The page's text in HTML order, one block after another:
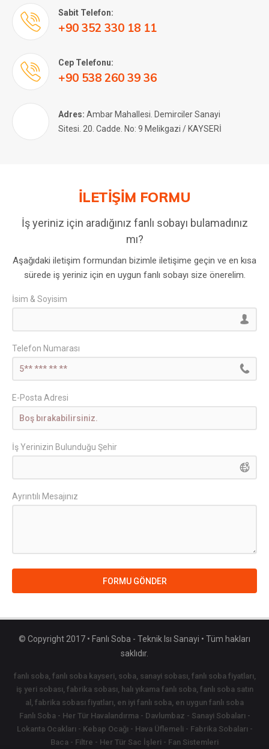
Sabit Telefon:
+90 352 330 18 11
Cep Telefonu:
+90 538 260 39 36
Adres: Ambar Mahallesi. Demirciler Sanayi
Sitesi. 20. Cadde. No: 9 Melikgazi / KAYSERİ
İLETİŞİM FORMU
İş yeriniz için aradığınız fanlı sobayı bulamadınız
mı?
Aşağıdaki iletişim formundan bizimle iletişime geçin ve en kısa
sürede iş yeriniz için en uygun fanlı sobayı size önerelim.
İsim & Soyisim
Telefon Numarası
E-Posta Adresi
İş Yerinizin Bulunduğu Şehir
Ayrıntılı Mesajınız
FORMU GÖNDER
© Copyright 2017 • Fanlı Soba - Teknik Isı Sanayi • Tüm hakları
saklıdır.
fanlı soba, fanlı soba kayseri, soba, sanayi sobası, fanlı soba fiyatları,
iş yeri sobası, fabrika sobası, halı yıkama fanlı soba, fanlı soba satın
al, fabrika sobası fiyatları, en iyi fanlı soba, en uygun fanlı soba
Fanlı Soba - Her Tür Havalandırma - Davlumbaz - Sanayi Sobaları -
Lokanta Ocakları - Kebap Ocağı - Hava Üflemeli - Fabrika Sobaları -
Baca - Filtre - Her Tür Sac İşleri - Fan Sistemleri